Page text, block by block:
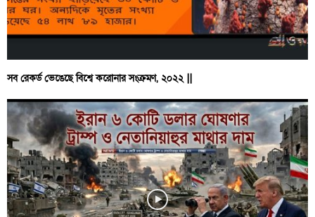
সব রেকর্ড ভেঙেছে বিশ্বে করোনার সংক্রমণ, ২০২২ ||